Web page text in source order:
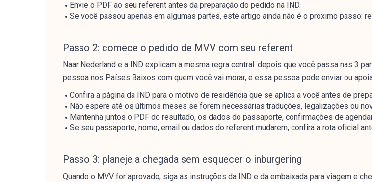
Envie o PDF ao seu referent antes da preparação do pedido na IND.
Se você passou apenas em algumas partes, este artigo ainda não é o próximo passo:
Passo 2: comece o pedido de MVV com seu referent
Naar Nederland e a IND explicam a mesma regra central: depois que você passa nas 3
pessoa nos Países Baixos com quem você vai morar, e essa pessoa pode enviar ou
Confira a página da IND para o motivo de residência que se aplica a você antes de
Não espere até os últimos meses se forem necessárias traduções, legalizações ou
Mantenha juntos o PDF do resultado, os dados do passaporte, confirmações de
Se seu passaporte, nome, email ou dados do referent mudarem, confira a rota oficial
Passo 3: planeje a chegada sem esquecer o inburgering
Quando o MVV for aprovado, siga as instruções da IND e da embaixada para viagem e